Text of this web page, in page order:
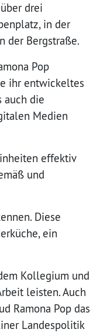
drei
in der
der Bergstraße.
Pop
ihr entwickeltes
auch die
Medien
effektiv
und
Diese
ein
Kollegium und
leisten. Auch
Ramona Pop das
Landespolitik